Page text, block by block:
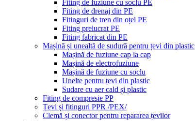
Fiting de fuziune cu soclu PE
Fiting de drenaj din PE
Fitinguri de tren din oțel PE
Fiting prelucrat PE
Fiting fabricat din PE
Mașină și unealtă de sudură pentru țevi din plastic
Mașină de fuziune cap la cap
Mașină de electrofuziune
Mașină de fuziune cu soclu
Unelte pentru țevi din plastic
Sudare cu aer cald și plastic
Fiting de compresie PP
Țevi și fitinguri PPR /PEX/
Clemă și conector pentru repararea țevilor